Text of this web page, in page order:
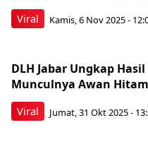
Viral Kamis, 6 Nov 2025 -
Viral
DLH Jabar Ungkap
Munculnya Awan
Jumat, 31 Okt 2025 -